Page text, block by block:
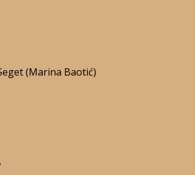
(Marina Baotić)